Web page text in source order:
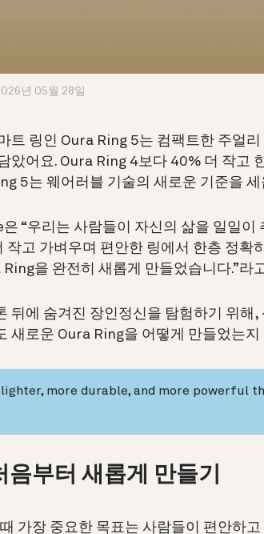
년 05월 28일
트 링인 Oura Ring 5는 컴팩트한 주얼
았어요. Oura Ring 4보다 40% 더 작고
5는 웨어러블 기술의 새로운 기준을 세
은 “우리는 사람들이 자신의 삶을 일일이
작고 가벼우며 편안한 링에서 한층 정확
을 완전히 새롭게 만들었습니다.”라
뒤에 숨겨진 장인정신을 탐험하기 위해,
새로운 Oura Ring을 어떻게 만들었는지
lighter, more durable, and more powerful
부터 새롭게 만들기
가장 중요한 목표는 사람들이 편안하고